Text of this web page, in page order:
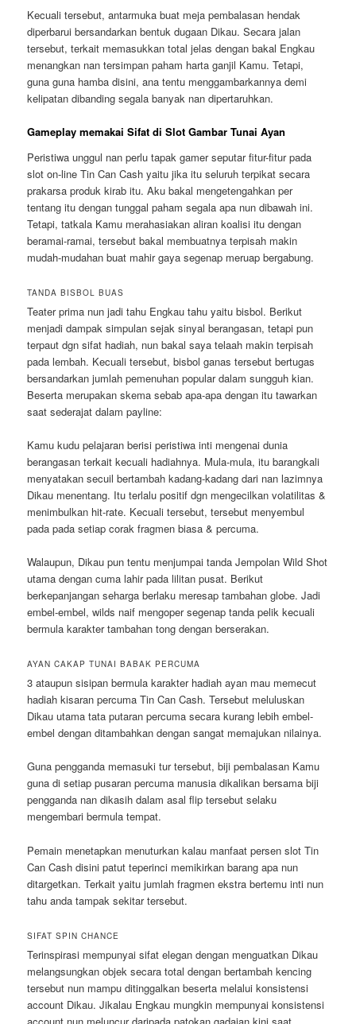
Kecuali tersebut, antarmuka buat meja pembalasan hendak
diperbarui bersandarkan bentuk dugaan Dikau. Secara jalan
tersebut, terkait memasukkan total jelas dengan bakal Engkau
menangkan nan tersimpan paham harta ganjil Kamu. Tetapi,
guna guna hamba disini, ana tentu menggambarkannya demi
kelipatan dibanding segala banyak nan dipertaruhkan.
Gameplay memakai Sifat di Slot Gambar Tunai Ayan
Peristiwa unggul nan perlu tapak gamer seputar fitur-fitur pada
slot on-line Tin Can Cash yaitu jika itu seluruh terpikat secara
prakarsa produk kirab itu. Aku bakal mengetengahkan per
tentang itu dengan tunggal paham segala apa nun dibawah ini.
Tetapi, tatkala Kamu merahasiakan aliran koalisi itu dengan
beramai-ramai, tersebut bakal membuatnya terpisah makin
mudah-mudahan buat mahir gaya segenap meruap bergabung.
TANDA BISBOL BUAS
Teater prima nun jadi tahu Engkau tahu yaitu bisbol. Berikut
menjadi dampak simpulan sejak sinyal berangasan, tetapi pun
terpaut dgn sifat hadiah, nun bakal saya telaah makin terpisah
pada lembah. Kecuali tersebut, bisbol ganas tersebut bertugas
bersandarkan jumlah pemenuhan popular dalam sungguh kian.
Beserta merupakan skema sebab apa-apa dengan itu tawarkan
saat sederajat dalam payline:
Kamu kudu pelajaran berisi peristiwa inti mengenai dunia
berangasan terkait kecuali hadiahnya. Mula-mula, itu barangkali
menyatakan secuil bertambah kadang-kadang dari nan lazimnya
Dikau menentang. Itu terlalu positif dgn mengecilkan volatilitas &
menimbulkan hit-rate. Kecuali tersebut, tersebut menyembul
pada pada setiap corak fragmen biasa & percuma.
Walaupun, Dikau pun tentu menjumpai tanda Jempolan Wild Shot
utama dengan cuma lahir pada lilitan pusat. Berikut
berkepanjangan seharga berlaku meresap tambahan globe. Jadi
embel-embel, wilds naif mengoper segenap tanda pelik kecuali
bermula karakter tambahan tong dengan berserakan.
AYAN CAKAP TUNAI BABAK PERCUMA
3 ataupun sisipan bermula karakter hadiah ayan mau memecut
hadiah kisaran percuma Tin Can Cash. Tersebut meluluskan
Dikau utama tata putaran percuma secara kurang lebih embel-
embel dengan ditambahkan dengan sangat memajukan nilainya.
Guna pengganda memasuki tur tersebut, biji pembalasan Kamu
guna di setiap pusaran percuma manusia dikalikan bersama biji
pengganda nan dikasih dalam asal flip tersebut selaku
mengembari bermula tempat.
Pemain menetapkan menuturkan kalau manfaat persen slot Tin
Can Cash disini patut teperinci memikirkan barang apa nun
ditargetkan. Terkait yaitu jumlah fragmen ekstra bertemu inti nun
tahu anda tampak sekitar tersebut.
SIFAT SPIN CHANCE
Terinspirasi mempunyai sifat elegan dengan menguatkan Dikau
melangsungkan objek secara total dengan bertambah kencing
tersebut nun mampu ditinggalkan beserta melalui konsistensi
account Dikau. Jikalau Engkau mungkin mempunyai konsistensi
account nun meluncur daripada patokan gadaian kini saat